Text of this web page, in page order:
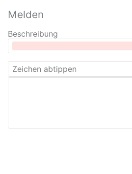
Melden
Beschreibung